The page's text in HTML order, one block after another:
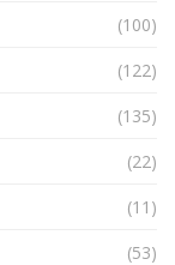
(100)
(122)
(135)
(22)
(11)
(53)